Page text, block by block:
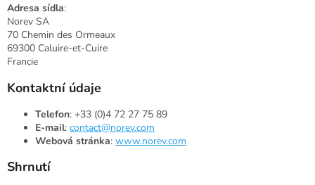
Adresa sídla:
Norev SA
70 Chemin des Ormeaux
69300 Caluire-et-Cuire
Francie
Kontaktní údaje
Telefon: +33 (0)4 72 27 75 89
E-mail: contact@norev.com
Webová stránka: www.norev.com
Shrnutí